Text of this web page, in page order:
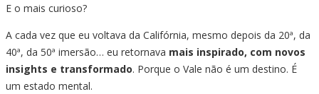
E o mais curioso?
A cada vez que eu voltava da Califórnia, mesmo depois da 20ª, da
40ª, da 50ª imersão… eu retornava mais inspirado, com novos
insights e transformado. Porque o Vale não é um destino. É
um estado mental.